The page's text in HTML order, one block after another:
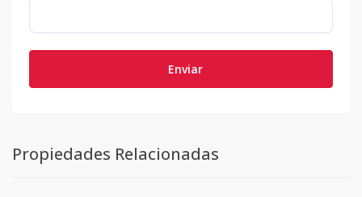
Enviar
Propiedades Relacionadas